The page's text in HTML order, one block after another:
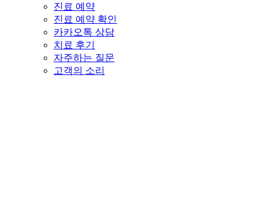
진료 예약
진료 예약 확인
카카오톡 상담
치료 후기
자주하는 질문
고객의 소리